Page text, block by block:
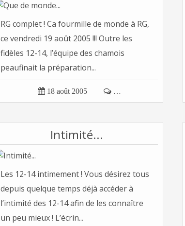
RG complet ! Ca fourmille de monde à RG,
ce vendredi 19 août 2005 !!! Outre les
fidèles 12-14, l’équipe des chamois
peaufinait la préparation...
 18 août 2005  …
Intimité...
Les 12-14 intimement ! Vous désirez tous
depuis quelque temps déjà accéder à
l’intimité des 12-14 afin de les connaître
un peu mieux ! L’écrin...